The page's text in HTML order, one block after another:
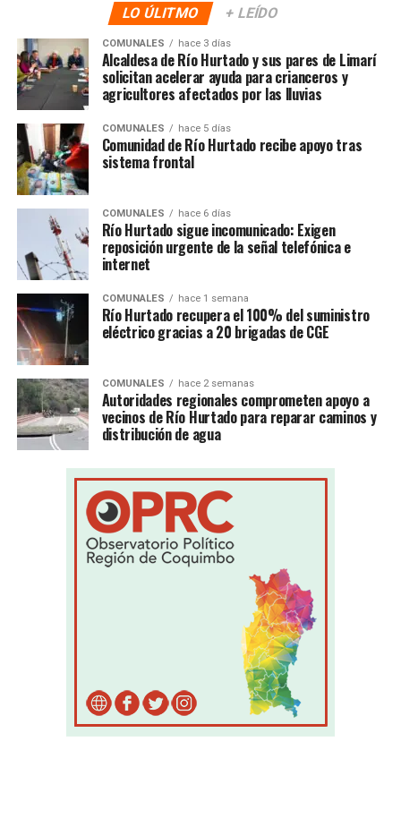
LO ÚLITMO + LEÍDO
COMUNALES hace 3 días
Alcaldesa de Río Hurtado y sus pares de Limarí
solicitan acelerar ayuda para crianceros y
agricultores afectados por las lluvias
COMUNALES hace 5 días
Comunidad de Río Hurtado recibe apoyo tras
sistema frontal
COMUNALES hace 6 días
Río Hurtado sigue incomunicado: Exigen
reposición urgente de la señal telefónica e
internet
COMUNALES hace 1 semana
Río Hurtado recupera el 100% del suministro
eléctrico gracias a 20 brigadas de CGE
COMUNALES hace 2 semanas
Autoridades regionales comprometen apoyo a
vecinos de Río Hurtado para reparar caminos y
distribución de agua